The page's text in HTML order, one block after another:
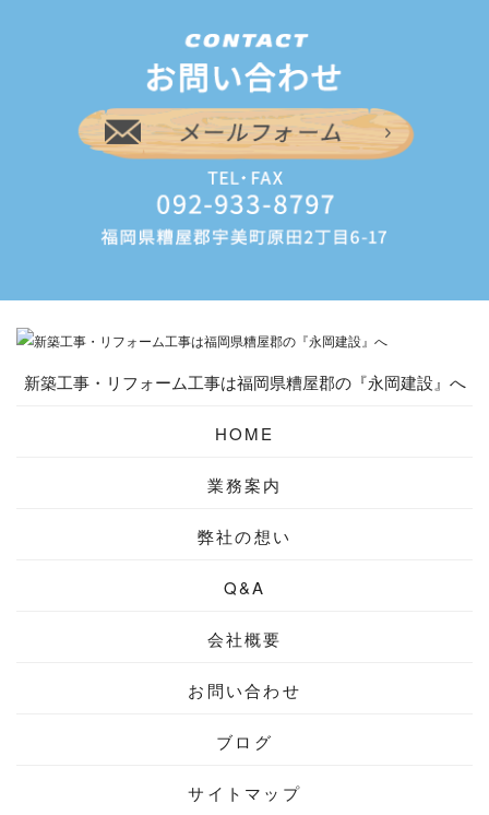
新築工事・リフォーム工事は福岡県糟屋郡の『永岡建設』へ
HOME
業務案内
弊社の想い
Q&A
会社概要
お問い合わせ
ブログ
サイトマップ